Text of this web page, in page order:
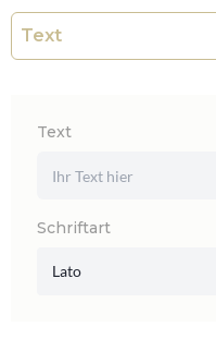
Text
Schriftart
Lato